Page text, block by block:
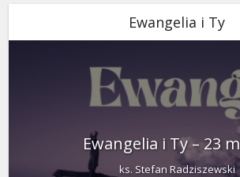
Ewangelia i Ty
Ewangelia i Ty – 23
ks. Stefan Radziszewski